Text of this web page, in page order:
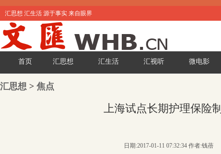
汇思想 汇生活 源于事实 来自眼界
首页 汇思想 汇生活 汇视听 微电影
汇思想 > 焦点
上海试点长期护理保险
日期:2017-01-11 07:32:34 作者:钱蓓